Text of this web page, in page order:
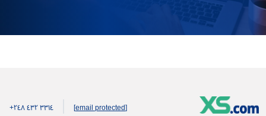
[email protected] +۲٤۸ ٤۳۲ ۳۳۱٤